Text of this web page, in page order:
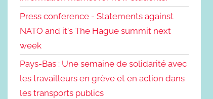
Press conference - Statements against
NATO and it's The Hague summit next
week
Pays-Bas : Une semaine de solidarité avec
les travailleurs en grève et en action dans
les transports publics